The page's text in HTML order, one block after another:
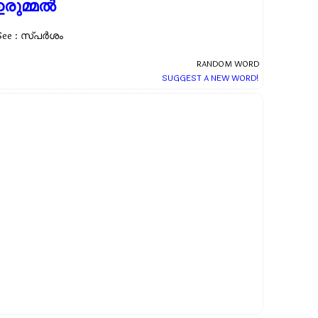
: സ്പർശം
RANDOM WORD
SUGGEST A NEW WORD!